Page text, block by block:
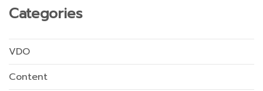
Categories
VDO
Content